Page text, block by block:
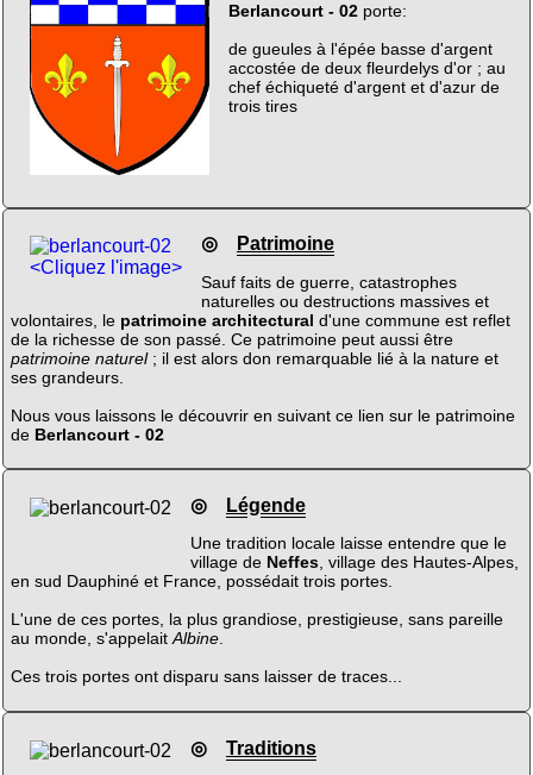
Berlancourt - 02porte:
de gueules à l'épée basse d'argent
accostée de deux fleurdelys d'or ; au
chef échiqueté d'argent et d'azur de
trois tires
<Cliquez l'image>
◎ Patrimoine
Sauf faits de guerre, catastrophes
naturelles ou destructions massives et
volontaires, le patrimoine architectural d'une commune est reflet
de la richesse de son passé. Ce patrimoine peut aussi être
patrimoine naturel; il est alors don remarquable lié à la nature et
ses grandeurs.
Nous vous laissons le découvrir en suivant ce lien sur le patrimoine
de Berlancourt - 02
◎ Légende
Une tradition locale laisse entendre que le
village de Neffes, village des Hautes-Alpes,
en sud Dauphiné et France, possédait trois portes.
L'une de ces portes, la plus grandiose, prestigieuse, sans pareille
au monde, s'appelaitAlbine.
Ces trois portes ont disparu sans laisser de traces...
◎ Traditions